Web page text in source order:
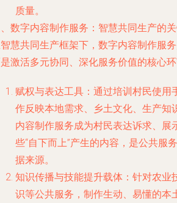
质量。
数字内容制作服务：智慧共同生产的
慧共同生产框架下，数字内容制作服
激活多元协同、深化服务价值的核心环
赋权与表达工具：通过培训村民使用
作反映本地需求、乡土文化、生产知
内容制作服务成为村民表达诉求、展
些“自下而上”产生的内容，是公共服
据来源。
知识传播与技能提升载体：针对农业
识等公共服务，制作生动、易懂的本